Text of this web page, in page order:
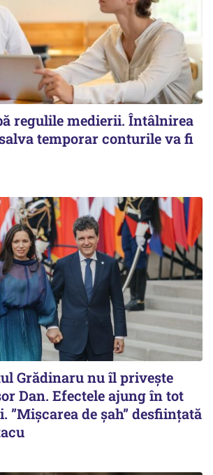
regulile medierii. Întâlnirea
temporar conturile va fi
Grădinaru nu îl privește
Dan. Efectele ajung în tot
de șah” desființată